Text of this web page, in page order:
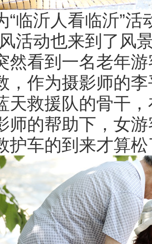
沂人看临沂”活
活动也来到了风
然看到一名老年
，作为摄影师的
天救援队的骨干
师的帮助下，女
护车的到来才算